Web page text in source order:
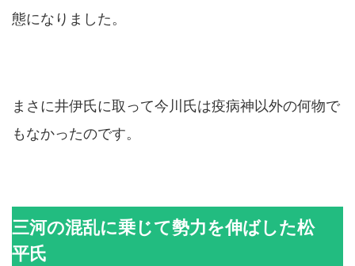
態になりました。
まさに井伊氏に取って今川氏は疫病神以外の何物で
もなかったのです。
三河の混乱に乗じて勢力を伸ばした松
平氏